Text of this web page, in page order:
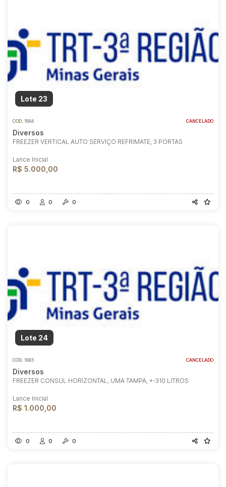
Lote 23
COD. 1884 CANCELADO
Diversos
FREEZER VERTICAL AUTO SERVIÇO REFRIMATE, 3 PORTAS
Lance Inicial
R$ 5.000,00
0 0 0
Lote 24
COD. 1885 CANCELADO
Diversos
FREEZER CONSUL HORIZONTAL, UMA TAMPA, +-310 LITROS
Lance Inicial
R$ 1.000,00
0 0 0